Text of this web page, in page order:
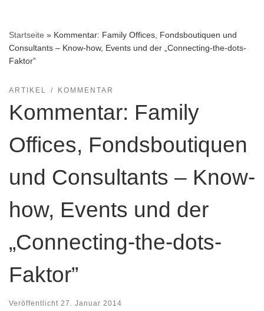
Startseite » Kommentar: Family Offices, Fondsboutiquen und
Consultants – Know-how, Events und der „Connecting-the-dots-
Faktor”
ARTIKEL KOMMENTAR
Kommentar: Family
Offices, Fondsboutiquen
und Consultants – Know-
how, Events und der
„Connecting-the-dots-
Faktor”
Veröffentlicht 27. Januar 2014